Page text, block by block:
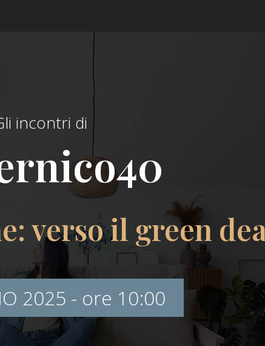
incontri di
verso il green
2025 - ore 10:00